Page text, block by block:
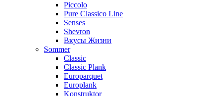
Piccolo
Pure Classico Line
Senses
Shevron
Вкусы Жизни
Sommer
Classic
Classic Plank
Europarquet
Europlank
Konstruktor